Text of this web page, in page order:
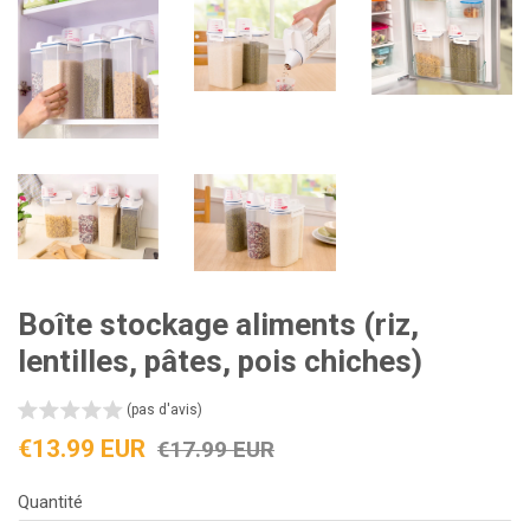
Boîte stockage aliments (riz,
lentilles, pâtes, pois chiches)
(pas d'avis)
Prix
€13.99 EUR Prix
€17.99 EUR
Quantité